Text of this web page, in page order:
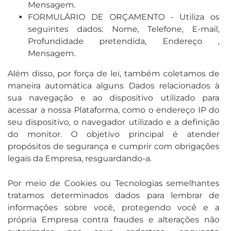
Mensagem.
FORMULÁRIO DE ORÇAMENTO - Utiliza os
seguintes dados: Nome, Telefone, E-mail,
Profundidade pretendida, Endereço ,
Mensagem.
Além disso, por força de lei, também coletamos de
maneira automática alguns Dados relacionados à
sua navegação e ao dispositivo utilizado para
acessar a nossa Plataforma, como o endereço IP do
seu dispositivo, o navegador utilizado e a definição
do monitor. O objetivo principal é atender
propósitos de segurança e cumprir com obrigações
legais da Empresa, resguardando-a.
Por meio de Cookies ou Tecnologias semelhantes
tratamos determinados dados para lembrar de
informações sobre você, protegendo você e a
própria Empresa contra fraudes e alterações não